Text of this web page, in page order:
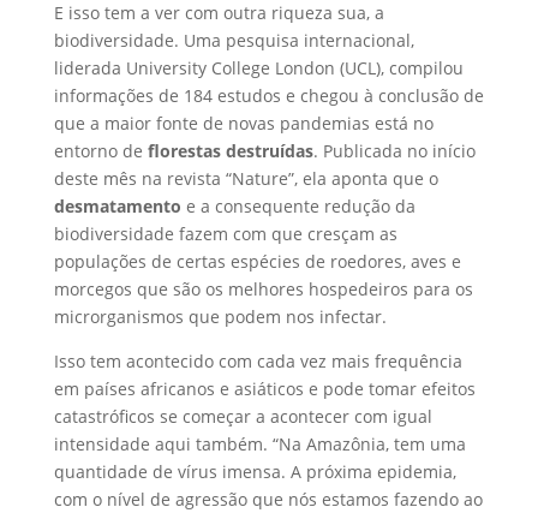
E isso tem a ver com outra riqueza sua, a
biodiversidade. Uma pesquisa internacional,
liderada University College London (UCL), compilou
informações de 184 estudos e chegou à conclusão de
que a maior fonte de novas pandemias está no
entorno de florestas destruídas. Publicada no início
deste mês na revista “Nature”, ela aponta que o
desmatamento e a consequente redução da
biodiversidade fazem com que cresçam as
populações de certas espécies de roedores, aves e
morcegos que são os melhores hospedeiros para os
microrganismos que podem nos infectar.
Isso tem acontecido com cada vez mais frequência
em países africanos e asiáticos e pode tomar efeitos
catastróficos se começar a acontecer com igual
intensidade aqui também. “Na Amazônia, tem uma
quantidade de vírus imensa. A próxima epidemia,
com o nível de agressão que nós estamos fazendo ao